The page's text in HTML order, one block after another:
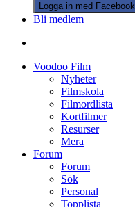
Logga in med Facebook
Bli medlem
Voodoo Film
Nyheter
Filmskola
Filmordlista
Kortfilmer
Resurser
Mera
Forum
Forum
Sök
Personal
Topplista